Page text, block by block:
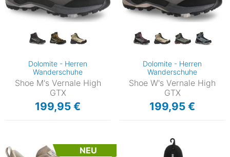
Dolomite - Herren
Wanderschuhe
Shoe M's Vernale High
GTX
199,95 €
Dolomite - Herren
Wanderschuhe
Shoe W's Vernale High
GTX
199,95 €
NEU